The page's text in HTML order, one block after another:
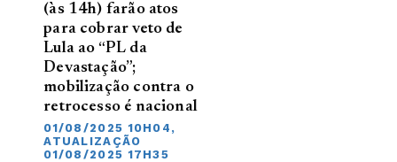
(às 14h) farão atos
para cobrar veto de
Lula ao “PL da
Devastação”;
mobilização contra o
retrocesso é nacional
01/08/2025 10H04,
ATUALIZAÇÃO
01/08/2025 17H35